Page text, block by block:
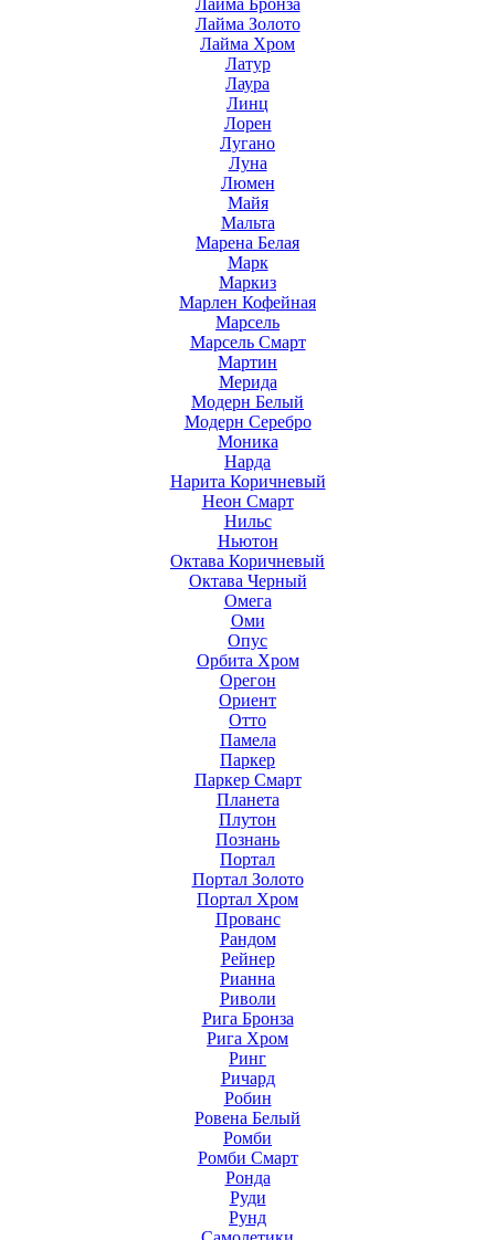
Лайма Золото
Лайма Хром
Латур
Лаура
Линц
Лорен
Лугано
Луна
Люмен
Майя
Мальта
Марена Белая
Марк
Маркиз
Марлен Кофейная
Марсель
Марсель Смарт
Мартин
Мерида
Модерн Белый
Модерн Серебро
Моника
Нарда
Нарита Коричневый
Неон Смарт
Нильс
Ньютон
Октава Коричневый
Октава Черный
Омега
Оми
Опус
Орбита Хром
Орегон
Ориент
Отто
Памела
Паркер
Паркер Смарт
Планета
Плутон
Познань
Портал
Портал Золото
Портал Хром
Прованс
Рандом
Рейнер
Рианна
Риволи
Рига Бронза
Рига Хром
Ринг
Ричард
Робин
Ровена Белый
Ромби
Ромби Смарт
Ронда
Руди
Рунд